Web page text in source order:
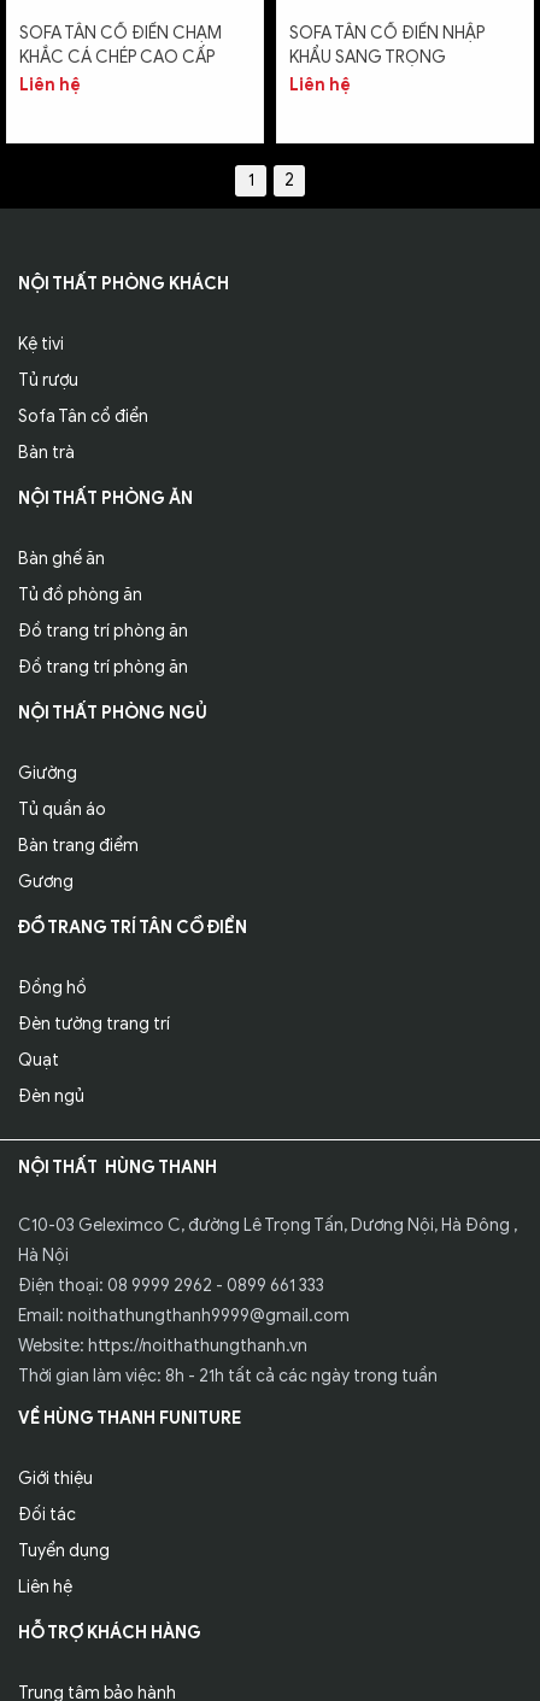
SOFA TÂN CỔ ĐIỂN CHẠM
KHẮC CÁ CHÉP CAO CẤP
Liên hệ
SOFA TÂN CỔ ĐIỂN NHẬP
KHẨU SANG TRỌNG
Liên hệ
1 2
NỘI THẤT PHÒNG KHÁCH
Kệ tivi
Tủ rượu
Sofa Tân cổ điển
Bàn trà
NỘI THẤT PHÒNG ĂN
Bàn ghế ăn
Tủ đồ phòng ăn
Đồ trang trí phòng ăn
Đồ trang trí phòng ăn
NỘI THẤT PHÒNG NGỦ
Giường
Tủ quần áo
Bàn trang điểm
Gương
ĐỒ TRANG TRÍ TÂN CỔ ĐIỂN
Đồng hồ
Đèn tường trang trí
Quạt
Đèn ngủ
NỘI THẤT HÙNG THANH
C10-03 Geleximco C, đường Lê Trọng Tấn, Dương Nội, Hà Đông ,
Hà Nội
Điện thoại: 08 9999 2962 - 0899 661 333
Email: noithathungthanh9999@gmail.com
Website: https://noithathungthanh.vn
Thời gian làm việc: 8h - 21h tất cả các ngày trong tuần
VỀ HÙNG THANH FUNITURE
Giới thiệu
Đối tác
Tuyển dụng
Liên hệ
HỖ TRỢ KHÁCH HÀNG
Trung tâm bảo hành